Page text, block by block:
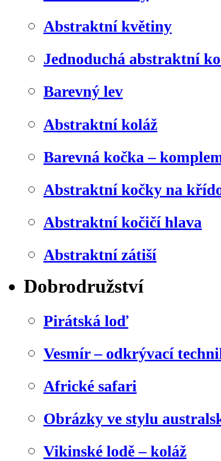
Abstraktní květiny
Jednoduchá abstraktní
Barevný lev
Abstraktní koláž
Barevná kočka –
Abstraktní kočky na
Abstraktní kočičí hlava
Abstraktní zátiší
Dobrodružství
Pirátská loď
Vesmír – odkrývací
Africké safari
Obrázky ve stylu
Vikinské lodě – koláž